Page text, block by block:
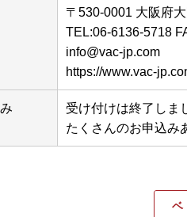
〒530-0001 大阪府
TEL:06-6136-5718
info@vac-jp.com
https://www.vac-
受け付けは終了しま
たくさんのお申込み
ベ